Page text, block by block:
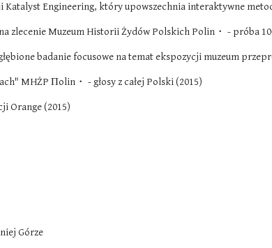
Engineering, który upowszechnia interaktywne
zlecenie Muzeum Historii Żydów Polskich Polin・ - próba
badanie focusowe na temat ekspozycji muzeum
MHŻP Пolin・ - głosy z całej Polski (2015)
Orange (2015)
Górze